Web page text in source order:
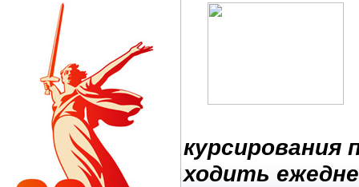
курсирования
ходить